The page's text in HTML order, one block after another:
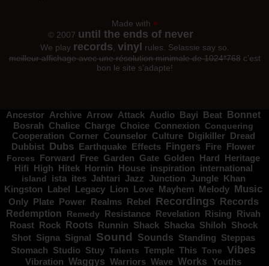
Made with ♥
© 2007 until the ends of never
We play records vinyl
rules. Selassie say so.
meilleur affichage avec une résolution minimale de 1024*768c'est
bon le site s'adapte!
Ancestor Archive Arrow Attack Audio Bayi Beat Bonnet
Bosrah Chalice Charge Choice Connexion
Conquering
Cooperation
Corner Counselor Culture Digikiller
Dread
Dubbist Dubs Earthquake Effects Fingers Fire
Flower
Forces
Forward Free Garden Gate Golden Hard Heritage
Hifi High Hitek Hornin House inspiration
international
island
ista ites Jahtari Jazz Junction Jungle Khan
Kingston Label Legacy Lion Love Mayhem Melody Music
Only Plate Power Realms Rebel Recordings Records
Redemption
Remedy Resistance Revelation Rising
Rivah
Roast
Rock Roots Runnin Shack Shacka Shiloh Shock
Shot Signa Signal Sound Sounds Standing Steppas
Stomach Studio Stuy Talents Temple This Tone Vibes
Vibration Waggys Warriors Wave Works Youths